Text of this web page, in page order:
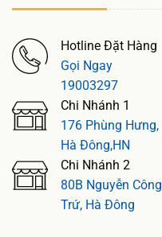
Hotline Đặt Hàng
Gọi Ngay
19003297
Chi Nhánh 1
176 Phùng Hưng,
Hà Đông,HN
Chi Nhánh 2
80B Nguyễn Công
Trứ, Hà Đông